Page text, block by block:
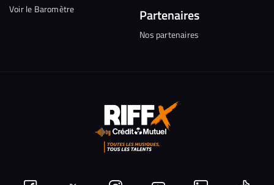
Voir le Baromètre Partenaires
Nos partenaires